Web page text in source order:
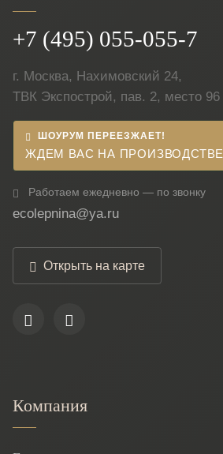
+7 (495) 055-055-7
г. Москва, Нахимовский 24,
ТВК Экспострой, пав. 2, место 96
ШОУРУМ ПЕРЕЕЗЖАЕТ!
ЖДЕМ ВАС НА ПРОИЗВОДСТВЕ
Работаем ежедневно — по звонку
ecolepnina@ya.ru
Открыть на карте
Компания